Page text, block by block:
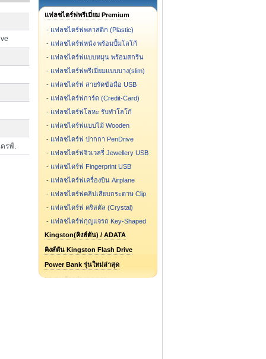
รฟ์.
แฟลชไดร์ฟพรีเมี่ยม Premium
- แฟลชไดร์ฟพลาสติก (Plastic)
- แฟลชไดร์ฟหนัง พร้อมปั้มโลโก้
- แฟลชไดร์ฟแบบหมุน พร้อมสกรีน
- แฟลชไดร์ฟพรีเมี่ยมแบบบาง(slim)
- แฟลชไดร์ฟ สายรัดข้อมือ USB
- แฟลชไดร์ฟการ์ด (Credit-Card)
- แฟลชไดร์ฟโลหะ รับทำโลโก้
- แฟลชไดร์ฟแบบไม้ Wooden
- แฟลชไดร์ฟ ปากกา PenDrive
- แฟลชไดร์ฟจิวเวลรี่ Jewellery USB
- แฟลชไดร์ฟ Fingerprint USB
- แฟลชไดร์ฟเครื่องบิน Airplane
- แฟลชไดร์ฟคลิปเสียบกระดาษ Clip
- แฟลชไดร์ฟ คริสตัล (Crystal)
- แฟลชไดร์ฟกุญแจรถ Key-Shaped
Kingston(คิงส์ตัน) / ADATA
คิงส์ตัน Kingston Flash Drive
Power Bank รุ่นใหม่ล่าสุด
ผลงานตัวอย่างของเรา